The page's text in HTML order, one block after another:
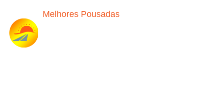
Melhores Pousadas